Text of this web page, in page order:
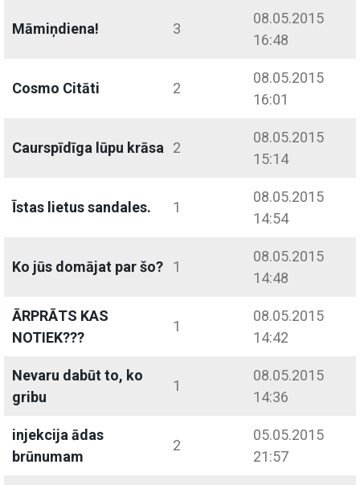
Māmiņdiena! 3
08.05.2015
16:48
Cosmo Citāti 2
08.05.2015
16:01
Caurspīdīga lūpu krāsa 2
08.05.2015
15:14
Īstas lietus sandales. 1
08.05.2015
14:54
Ko jūs domājat par šo? 1
08.05.2015
14:48
ĀRPRĀTS KAS
NOTIEK???
1
08.05.2015
14:42
Nevaru dabūt to, ko
gribu
1
08.05.2015
14:36
injekcija ādas
brūnumam
2
05.05.2015
21:57